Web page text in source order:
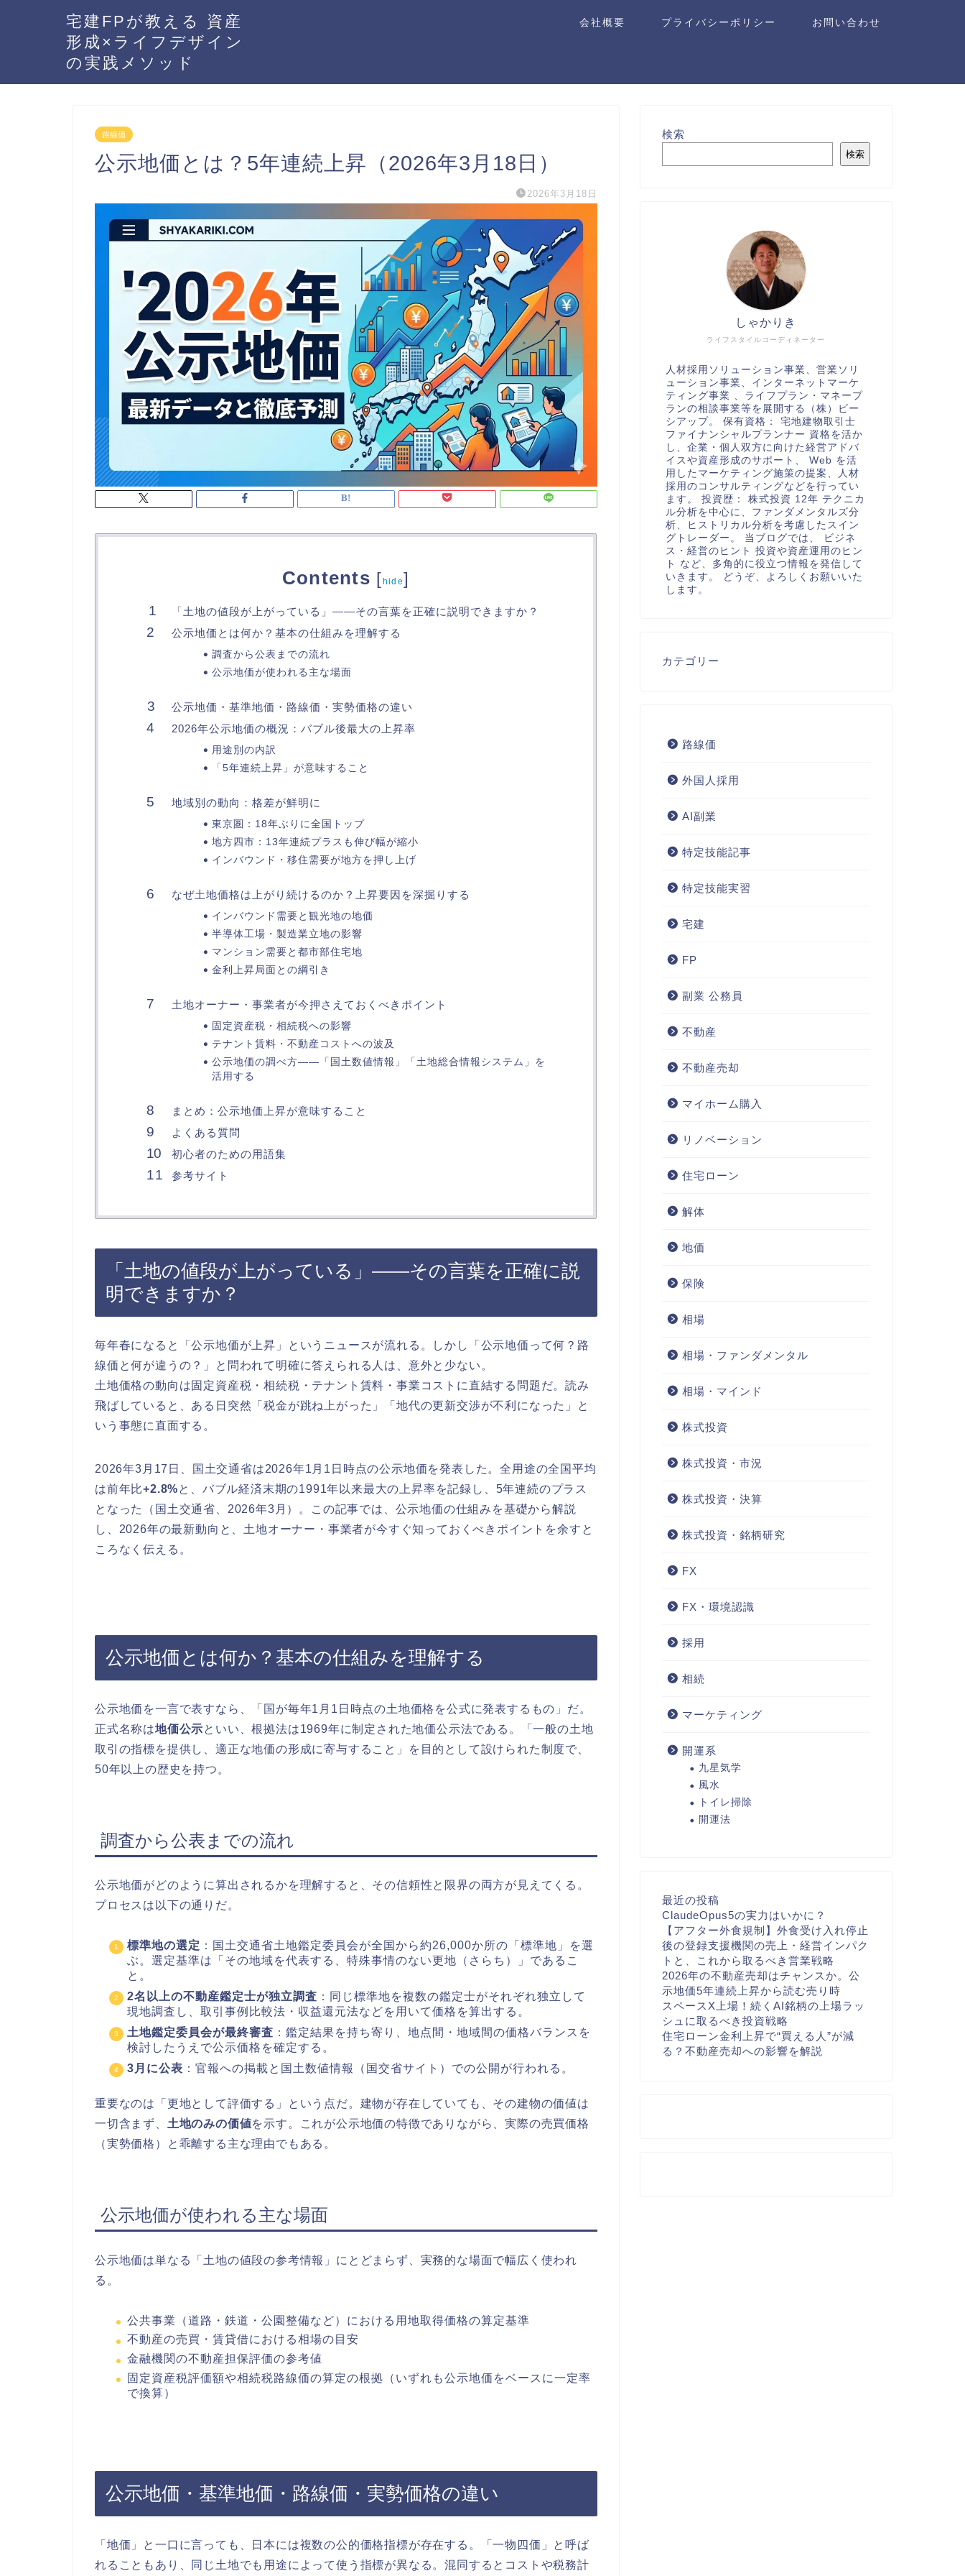
宅建FPが教える 資産
形成×ライフデザイン
の実践メソッド
会社概要 プライバシーポリシー お問い合わせ
路線価
公示地価とは？5年連続上昇（2026年3月18日）
2026年3月18日
Contents [hide]
「土地の値段が上がっている」——その言葉を正確に説明できますか？
公示地価とは何か？基本の仕組みを理解する
調査から公表までの流れ
公示地価が使われる主な場面
公示地価・基準地価・路線価・実勢価格の違い
2026年公示地価の概況：バブル後最大の上昇率
用途別の内訳
「5年連続上昇」が意味すること
地域別の動向：格差が鮮明に
東京圏：18年ぶりに全国トップ
地方四市：13年連続プラスも伸び幅が縮小
インバウンド・移住需要が地方を押し上げ
なぜ土地価格は上がり続けるのか？上昇要因を深掘りする
インバウンド需要と観光地の地価
半導体工場・製造業立地の影響
マンション需要と都市部住宅地
金利上昇局面との綱引き
土地オーナー・事業者が今押さえておくべきポイント
固定資産税・相続税への影響
テナント賃料・不動産コストへの波及
公示地価の調べ方——「国土数値情報」「土地総合情報システム」を
活用する
まとめ：公示地価上昇が意味すること
よくある質問
初心者のための用語集
参考サイト
「土地の値段が上がっている」——その言葉を正確に説
明できますか？
毎年春になると「公示地価が上昇」というニュースが流れる。しかし「公示地価って何？路
線価と何が違うの？」と問われて明確に答えられる人は、意外と少ない。
土地価格の動向は固定資産税・相続税・テナント賃料・事業コストに直結する問題だ。読み
飛ばしていると、ある日突然「税金が跳ね上がった」「地代の更新交渉が不利になった」と
いう事態に直面する。
2026年3月17日、国土交通省は2026年1月1日時点の公示地価を発表した。全用途の全国平均
は前年比+2.8%と、バブル経済末期の1991年以来最大の上昇率を記録し、5年連続のプラス
となった（国土交通省、2026年3月）。この記事では、公示地価の仕組みを基礎から解説
し、2026年の最新動向と、土地オーナー・事業者が今すぐ知っておくべきポイントを余すと
ころなく伝える。
公示地価とは何か？基本の仕組みを理解する
公示地価を一言で表すなら、「国が毎年1月1日時点の土地価格を公式に発表するもの」だ。
正式名称は地価公示といい、根拠法は1969年に制定された地価公示法である。「一般の土地
取引の指標を提供し、適正な地価の形成に寄与すること」を目的として設けられた制度で、
50年以上の歴史を持つ。
調査から公表までの流れ
公示地価がどのように算出されるかを理解すると、その信頼性と限界の両方が見えてくる。
プロセスは以下の通りだ。
標準地の選定 ：国土交通省土地鑑定委員会が全国から約26,000か所の「標準地」を選
ぶ。選定基準は「その地域を代表する、特殊事情のない更地（さらち）」であるこ
と。
2名以上の不動産鑑定士が独立調査 ：同じ標準地を複数の鑑定士がそれぞれ独立して
現地調査し、取引事例比較法・収益還元法などを用いて価格を算出する。
土地鑑定委員会が最終審査 ：鑑定結果を持ち寄り、地点間・地域間の価格バランスを
検討したうえで公示価格を確定する。
3月に公表 ：官報への掲載と国土数値情報（国交省サイト）での公開が行われる。
重要なのは「更地として評価する」という点だ。建物が存在していても、その建物の価値は
一切含まず、 土地のみの価値を示す。これが公示地価の特徴でありながら、実際の売買価格
（実勢価格）と乖離する主な理由でもある。
公示地価が使われる主な場面
公示地価は単なる「土地の値段の参考情報」にとどまらず、実務的な場面で幅広く使われ
る。
公共事業（道路・鉄道・公園整備など）における用地取得価格の算定基準
不動産の売買・賃貸借における相場の目安
金融機関の不動産担保評価の参考値
固定資産税評価額や相続税路線価の算定の根拠（いずれも公示地価をベースに一定率
で換算）
公示地価・基準地価・路線価・実勢価格の違い
「地価」と一口に言っても、日本には複数の公的価格指標が存在する。「一物四価」と呼ば
れることもあり、同じ土地でも用途によって使う指標が異なる。混同するとコストや税務計
検索
検索
ライフスタイルコーディネーター
しゃかりき
人材採用ソリューション事業、営業ソリ
ューション事業、インターネットマーケ
ティング事業 、ライフプラン・マネープ
ランの相談事業等を展開する（株）ビー
シアップ。 保有資格： 宅地建物取引士
ファイナンシャルプランナー 資格を活か
し、企業・個人双方に向けた経営アドバ
イスや資産形成のサポート、 Web を活
用したマーケティング施策の提案、人材
採用のコンサルティングなどを行ってい
ます。 投資歴： 株式投資 12年 テクニカ
ル分析を中心に、ファンダメンタルズ分
析、ヒストリカル分析を考慮したスイン
グトレーダー。 当ブログでは、 ビジネ
ス・経営のヒント 投資や資産運用のヒン
ト など、多角的に役立つ情報を発信して
いきます。 どうぞ、よろしくお願いいた
します。
カテゴリー
路線価
外国人採用
AI副業
特定技能記事
特定技能実習
宅建
FP
副業 公務員
不動産
不動産売却
マイホーム購入
リノベーション
住宅ローン
解体
地価
保険
相場
相場・ファンダメンタル
相場・マインド
株式投資
株式投資・市況
株式投資・決算
株式投資・銘柄研究
FX
FX・環境認識
採用
相続
マーケティング
開運系
九星気学
風水
トイレ掃除
開運法
最近の投稿
ClaudeOpus5の実力はいかに？
【アフター外食規制】外食受け入れ停止
後の登録支援機関の売上・経営インパク
トと、これから取るべき営業戦略
2026年の不動産売却はチャンスか。公
示地価5年連続上昇から読む売り時
スペースX上場！続くAI銘柄の上場ラッ
シュに取るべき投資戦略
住宅ローン金利上昇で“買える人”が減
る？不動産売却への影響を解説